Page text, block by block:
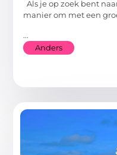
Als je op zoek bent
manier om met een
...
Anders